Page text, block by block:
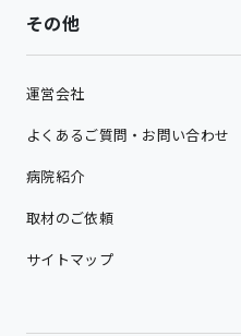
その他
運営会社
よくあるご質問・お問い合わせ
病院紹介
取材のご依頼
サイトマップ